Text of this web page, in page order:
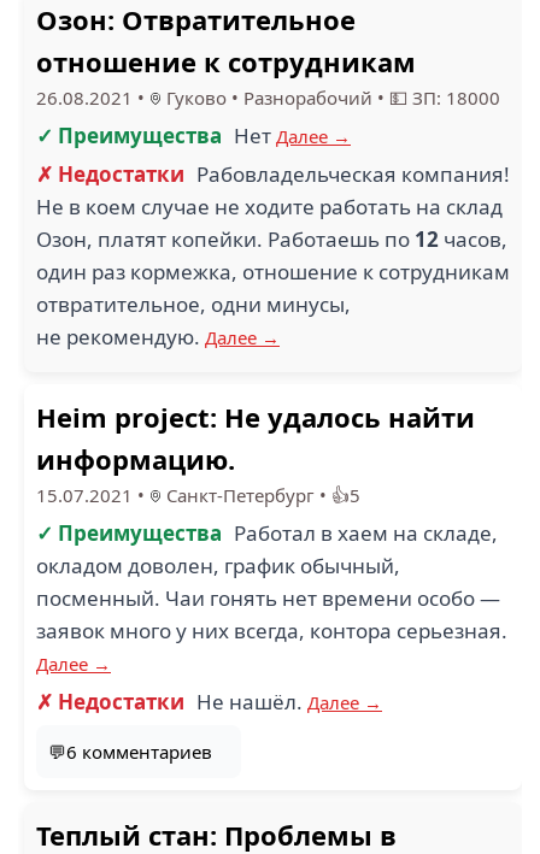
Озон: Отвратительное
отношение к сотрудникам
26.08.2021 • Гуково • Разнорабочий • 💵 ЗП: 18000
✓ Преимущества Нет Далее →
✗ Недостатки Рабовладельческая компания!
Не в коем случае не ходите работать на склад
Озон, платят копейки. Работаешь по 12 часов,
один раз кормежка, отношение к сотрудникам
отвратительное, одни минусы,
не рекомендую. Далее →
Heim project: Не удалось найти
информацию.
15.07.2021 • Санкт-Петербург • 👍5
✓ Преимущества Работал в хаем на складе,
окладом доволен, график обычный,
посменный. Чаи гонять нет времени особо —
заявок много у них всегда, контора серьезная.
Далее →
✗ Недостатки Не нашёл. Далее →
💬6 комментариев
Теплый стан: Проблемы в